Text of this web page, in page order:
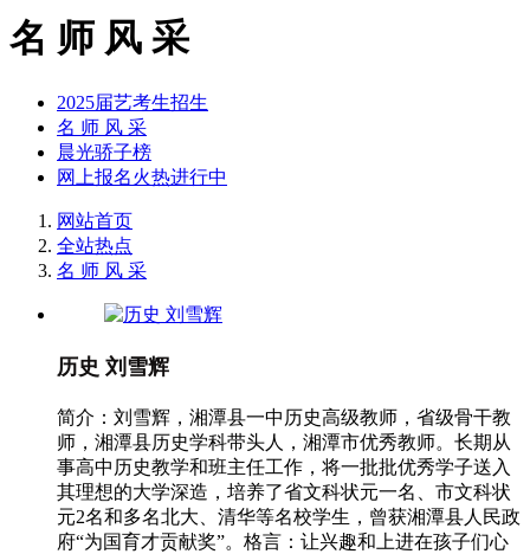
名 师 风 采
2025届艺考生招生
名 师 风 采
晨光骄子榜
网上报名火热进行中
网站首页
全站热点
名 师 风 采
历史 刘雪辉
简介：刘雪辉，湘潭县一中历史高级教师，省级骨干教
师，湘潭县历史学科带头人，湘潭市优秀教师。长期从
事高中历史教学和班主任工作，将一批批优秀学子送入
其理想的大学深造，培养了省文科状元一名、市文科状
元2名和多名北大、清华等名校学生，曾获湘潭县人民政
府“为国育才贡献奖”。格言：让兴趣和上进在孩子们心